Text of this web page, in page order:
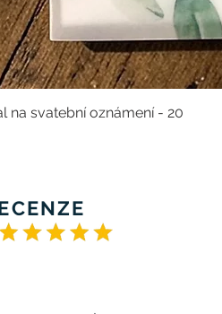
na svatební oznámení - 20